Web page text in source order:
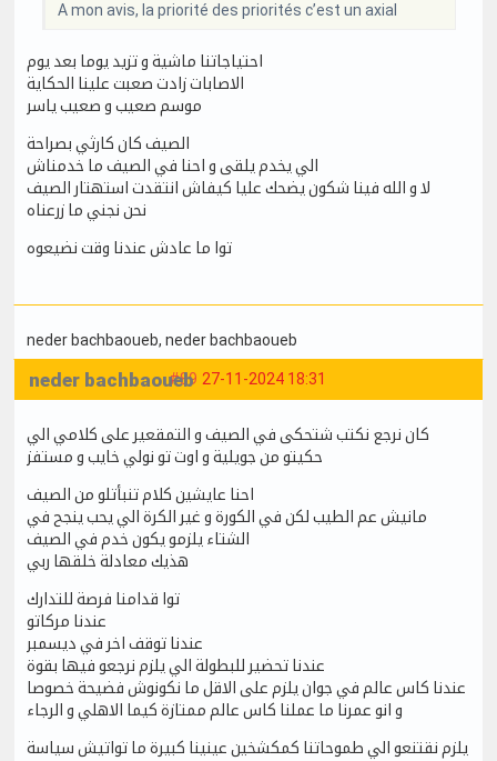
A mon avis, la priorité des priorités c’est un axial
احتياجاتنا ماشية و تزيد يوما بعد يوم
الاصابات زادت صعبت علينا الحكاية
موسم صعيب و صعيب ياسر
الصيف كان كارثي بصراحة
الي يخدم يلقى و احنا في الصيف ما خدمناش
لا و الله فينا شكون يضحك عليا كيفاش انتقدت استهتار الصيف
نحن نجني ما زرعناه
توا ما عادش عندنا وقت نضيعوه
neder bachbaoueb, neder bachbaoueb
#89 27-11-2024 18:31
neder bachbaoueb
كان نرجع نكتب شتحكى في الصيف و التمقعير على كلامي الي
حكيتو من جويلية و اوت تو نولي خايب و مستفز
احنا عايشين كلام تنبأتلو من الصيف
مانيش عم الطيب لكن في الكورة و غير الكرة الي يحب ينجح في
الشتاء يلزمو يكون خدم في الصيف
هذيك معادلة خلقها ربي
توا قدامنا فرصة للتدارك
عندنا مركاتو
عندنا توقف اخر في ديسمبر
عندنا تحضير للبطولة الي يلزم نرجعو فيها بقوة
عندنا كاس عالم في جوان يلزم على الاقل ما نكونوش فضيحة خصوصا
و انو عمرنا ما عملنا كاس عالم ممتازة كيما الاهلي و الرجاء
يلزم نقتنعو الي طموحاتنا كمكشخين عينينا كبيرة ما تواتيش سياسة